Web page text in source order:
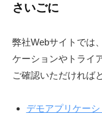
さいごに
弊社Webサイトでは
ケーションやトライ
ご確認いただければ
デモアプリケー